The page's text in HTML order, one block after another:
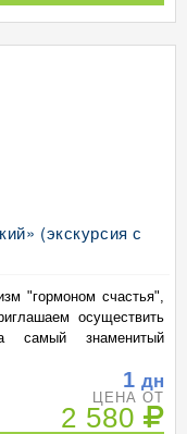
(экскурсия с
"гормоном счастья",
осуществить
самый знаменитый
1 дн
ЦЕНА ОТ
2 580